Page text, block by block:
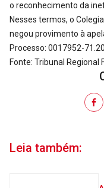
o reconhecimento da
Nesses termos, o
negou provimento à
Processo: 0017952-
Fonte: Tribunal Regional
Leia também: